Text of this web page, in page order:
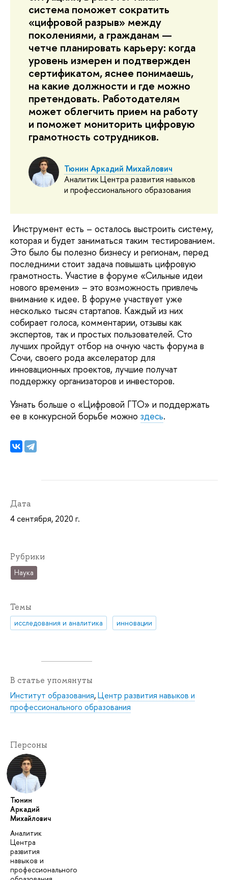
система поможет сократить
«цифровой разрыв» между
поколениями, а гражданам —
четче планировать карьеру: когда
уровень измерен и подтвержден
сертификатом, яснее понимаешь,
на какие должности и где можно
претендовать. Работодателям
может облегчить прием на работу
и поможет мониторить цифровую
грамотность сотрудников.
Тюнин Аркадий Михайлович
Аналитик Центра развития навыков
и профессионального образования
Инструмент есть – осталось выстроить систему,
которая и будет заниматься таким тестированием.
Это было бы полезно бизнесу и регионам, перед
последними стоит задача повышать цифровую
грамотность. Участие в форуме «Сильные идеи
нового времени» – это возможность привлечь
внимание к идее. В форуме участвует уже
несколько тысяч стартапов. Каждый из них
собирает голоса, комментарии, отзывы как
экспертов, так и простых пользователей. Сто
лучших пройдут отбор на очную часть форума в
Сочи, своего рода акселератор для
инновационных проектов, лучшие получат
поддержку организаторов и инвесторов.
Узнать больше о «Цифровой ГТО» и поддержать
ее в конкурсной борьбе можно здесь.
Дата
4 сентября, 2020 г.
Рубрики
Наука
Темы
исследования и аналитика инновации
В статье упомянуты
Институт образования,Центр развития навыков и
профессионального образования
Персоны
Тюнин
Аркадий
Михайлович
Аналитик
Центра
развития
навыков и
профессионального